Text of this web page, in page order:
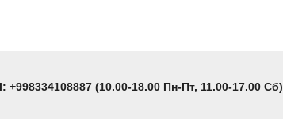
+998334108887 (10.00-18.00 Пн-Пт, 11.00-17.00 Сб)